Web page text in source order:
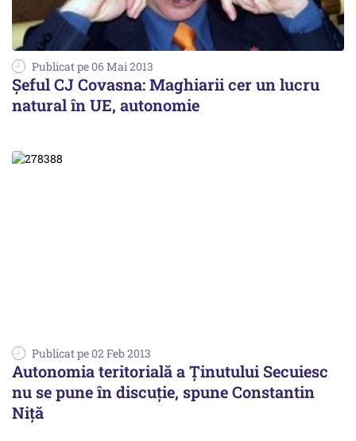
Publicat pe 06 Mai 2013
Șeful CJ Covasna: Maghiarii cer un lucru
natural în UE, autonomie
Publicat pe 02 Feb 2013
Autonomia teritorială a Ţinutului Secuiesc
nu se pune în discuţie, spune Constantin
Niță